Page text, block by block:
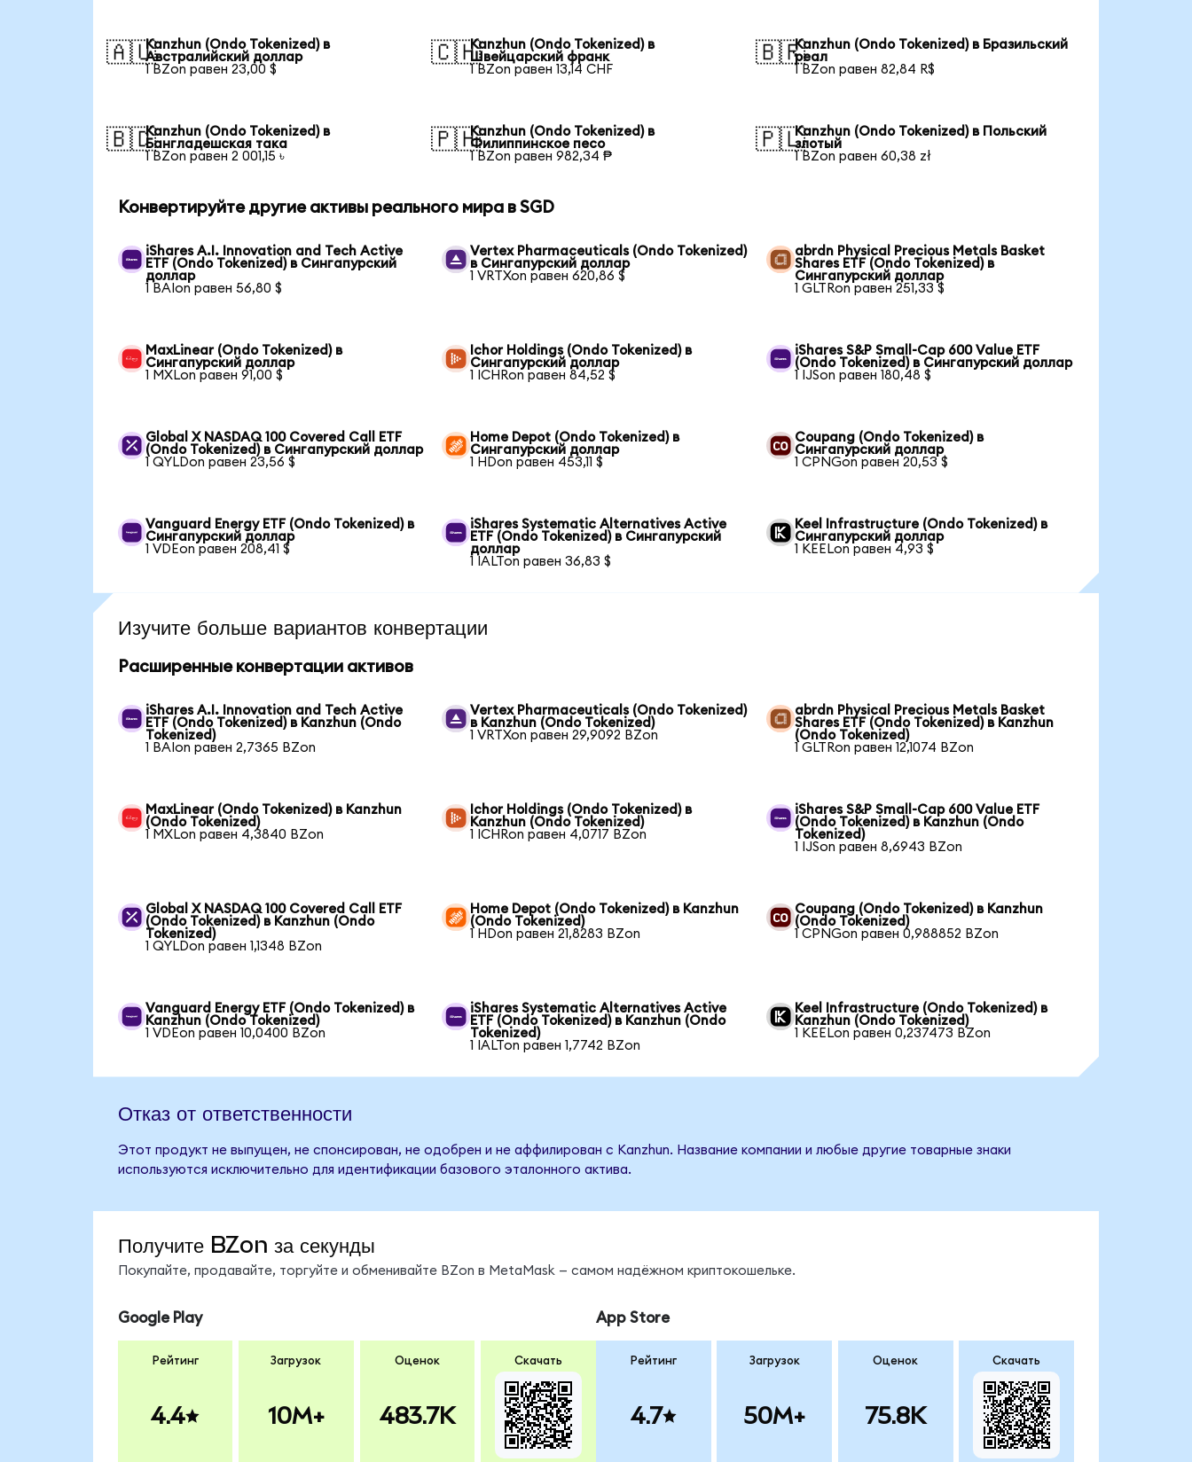
🇦🇺Kanzhun (Ondo Tokenized) в
Австралийский доллар
1 BZon равен 23,00 $
🇨🇭Kanzhun (Ondo Tokenized) в
Швейцарский франк
1 BZon равен 13,14 CHF
🇧🇷Kanzhun (Ondo Tokenized) в Бразильский
реал
1 BZon равен 82,84 R$
🇧🇩Kanzhun (Ondo Tokenized) в
Бангладешская така
1 BZon равен 2 001,15 ৳
🇵🇭Kanzhun (Ondo Tokenized) в
Филиппинское песо
1 BZon равен 982,34 ₱
🇵🇱Kanzhun (Ondo Tokenized) в Польский
злотый
1 BZon равен 60,38 zł
Конвертируйте другие активы реального мира в SGD
iShares A.I. Innovation and Tech Active
ETF (Ondo Tokenized) в Сингапурский
доллар
1 BAIon равен 56,80 $
Vertex Pharmaceuticals (Ondo Tokenized)
в Сингапурский доллар
1 VRTXon равен 620,86 $
abrdn Physical Precious Metals Basket
Shares ETF (Ondo Tokenized) в
Сингапурский доллар
1 GLTRon равен 251,33 $
MaxLinear (Ondo Tokenized) в
Сингапурский доллар
1 MXLon равен 91,00 $
Ichor Holdings (Ondo Tokenized) в
Сингапурский доллар
1 ICHRon равен 84,52 $
iShares S&P Small-Cap 600 Value ETF
(Ondo Tokenized) в Сингапурский доллар
1 IJSon равен 180,48 $
Global X NASDAQ 100 Covered Call ETF
(Ondo Tokenized) в Сингапурский доллар
1 QYLDon равен 23,56 $
Home Depot (Ondo Tokenized) в
Сингапурский доллар
1 HDon равен 453,11 $
Coupang (Ondo Tokenized) в
Сингапурский доллар
1 CPNGon равен 20,53 $
Vanguard Energy ETF (Ondo Tokenized) в
Сингапурский доллар
1 VDEon равен 208,41 $
iShares Systematic Alternatives Active
ETF (Ondo Tokenized) в Сингапурский
доллар
1 IALTon равен 36,83 $
Keel Infrastructure (Ondo Tokenized) в
Сингапурский доллар
1 KEELon равен 4,93 $
Изучите больше вариантов конвертации
Расширенные конвертации активов
iShares A.I. Innovation and Tech Active
ETF (Ondo Tokenized) в Kanzhun (Ondo
Tokenized)
1 BAIon равен 2,7365 BZon
Vertex Pharmaceuticals (Ondo Tokenized)
в Kanzhun (Ondo Tokenized)
1 VRTXon равен 29,9092 BZon
abrdn Physical Precious Metals Basket
Shares ETF (Ondo Tokenized) в Kanzhun
(Ondo Tokenized)
1 GLTRon равен 12,1074 BZon
MaxLinear (Ondo Tokenized) в Kanzhun
(Ondo Tokenized)
1 MXLon равен 4,3840 BZon
Ichor Holdings (Ondo Tokenized) в
Kanzhun (Ondo Tokenized)
1 ICHRon равен 4,0717 BZon
iShares S&P Small-Cap 600 Value ETF
(Ondo Tokenized) в Kanzhun (Ondo
Tokenized)
1 IJSon равен 8,6943 BZon
Global X NASDAQ 100 Covered Call ETF
(Ondo Tokenized) в Kanzhun (Ondo
Tokenized)
1 QYLDon равен 1,1348 BZon
Home Depot (Ondo Tokenized) в Kanzhun
(Ondo Tokenized)
1 HDon равен 21,8283 BZon
Coupang (Ondo Tokenized) в Kanzhun
(Ondo Tokenized)
1 CPNGon равен 0,988852 BZon
Vanguard Energy ETF (Ondo Tokenized) в
Kanzhun (Ondo Tokenized)
1 VDEon равен 10,0400 BZon
iShares Systematic Alternatives Active
ETF (Ondo Tokenized) в Kanzhun (Ondo
Tokenized)
1 IALTon равен 1,7742 BZon
Keel Infrastructure (Ondo Tokenized) в
Kanzhun (Ondo Tokenized)
1 KEELon равен 0,237473 BZon
Отказ от ответственности
Этот продукт не выпущен, не спонсирован, не одобрен и не аффилирован с Kanzhun. Название компании и любые другие товарные знаки
используются исключительно для идентификации базового эталонного актива.
Получите BZon за секунды
Покупайте, продавайте, торгуйте и обменивайте BZon в MetaMask — самом надёжном криптокошельке.
Google Play
Рейтинг
4.4
Загрузок
10M+
Оценок
483.7K
Скачать
App Store
Рейтинг
4.7
Загрузок
50M+
Оценок
75.8K
Скачать